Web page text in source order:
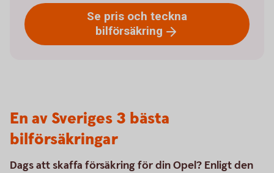
Se pris och teckna
bilförsäkring
En av Sveriges 3 bästa
bilförsäkringar
Dags att skaffa försäkring för din Opel? Enligt den